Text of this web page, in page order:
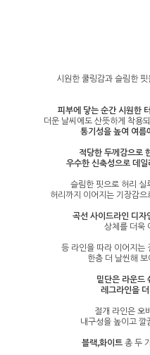
시원한 쿨링감과 슬림한
피부에 닿는 순간 시원한
더운 날씨에도 산뜻하게 착용
통기성을 높여 여름
적당한 두께감으로
우수한 신축성으로 데
슬림한 핏으로 허리 실
허리까지 이어지는 기장감
곡선 사이드라인 디자
상체를 더욱
등 라인을 따라 이어지는
한층 더 날씬해
밑단은 라운드
레그라인을
절개 라인은 오
내구성을 높이고 깔
블랙,화이트 총 두